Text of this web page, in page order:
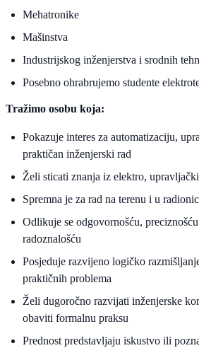
Mehatronike
Mašinstva
Industrijskog inženjerstva i srodnih
Posebno ohrabrujemo studente
Tražimo osobu koja:
Pokazuje interes za automatizaciju,
praktičan inženjerski rad
Želi sticati znanja iz elektro,
Spremna je za rad na terenu i u
Odlikuje se odgovornošću,
radoznalošću
Posjeduje razvijeno logičko
praktičnih problema
Želi dugoročno razvijati inženjerske
obaviti formalnu praksu
Prednost predstavljaju iskustvo ili